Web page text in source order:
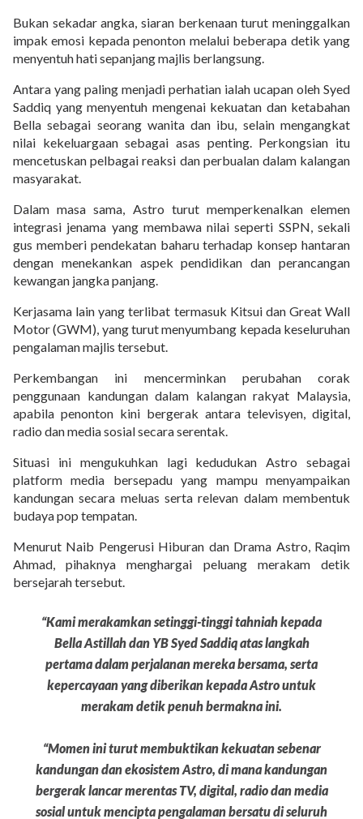
Bukan sekadar angka, siaran berkenaan turut meninggalkan
impak emosi kepada penonton melalui beberapa detik yang
menyentuh hati sepanjang majlis berlangsung.
Antara yang paling menjadi perhatian ialah ucapan oleh Syed
Saddiq yang menyentuh mengenai kekuatan dan ketabahan
Bella sebagai seorang wanita dan ibu, selain mengangkat
nilai kekeluargaan sebagai asas penting. Perkongsian itu
mencetuskan pelbagai reaksi dan perbualan dalam kalangan
masyarakat.
Dalam masa sama, Astro turut memperkenalkan elemen
integrasi jenama yang membawa nilai seperti SSPN, sekali
gus memberi pendekatan baharu terhadap konsep hantaran
dengan menekankan aspek pendidikan dan perancangan
kewangan jangka panjang.
Kerjasama lain yang terlibat termasuk Kitsui dan Great Wall
Motor (GWM), yang turut menyumbang kepada keseluruhan
pengalaman majlis tersebut.
Perkembangan ini mencerminkan perubahan corak
penggunaan kandungan dalam kalangan rakyat Malaysia,
apabila penonton kini bergerak antara televisyen, digital,
radio dan media sosial secara serentak.
Situasi ini mengukuhkan lagi kedudukan Astro sebagai
platform media bersepadu yang mampu menyampaikan
kandungan secara meluas serta relevan dalam membentuk
budaya pop tempatan.
Menurut Naib Pengerusi Hiburan dan Drama Astro, Raqim
Ahmad, pihaknya menghargai peluang merakam detik
bersejarah tersebut.
“Kami merakamkan setinggi-tinggi tahniah kepada
Bella Astillah dan YB Syed Saddiq atas langkah
pertama dalam perjalanan mereka bersama, serta
kepercayaan yang diberikan kepada Astro untuk
merakam detik penuh bermakna ini.
“Momen ini turut membuktikan kekuatan sebenar
kandungan dan ekosistem Astro, di mana kandungan
bergerak lancar merentas TV, digital, radio dan media
sosial untuk mencipta pengalaman bersatu di seluruh